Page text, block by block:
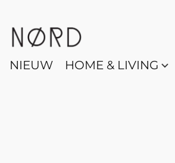
NIEUW HOME & LIVING